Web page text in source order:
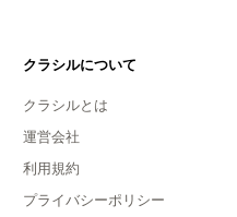
クラシルについて
クラシルとは
運営会社
利用規約
プライバシーポリシー